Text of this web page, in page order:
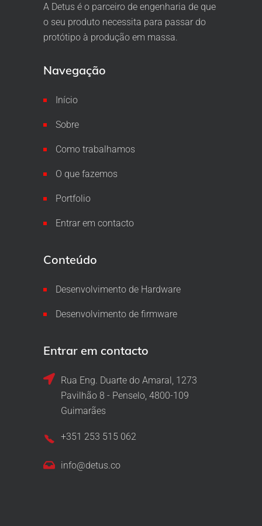
A Detus é o parceiro de engenharia de que
o seu produto necessita para passar do
protótipo à produção em massa.
Navegação
Início
Sobre
Como trabalhamos
O que fazemos
Portfolio
Entrar em contacto
Conteúdo
Desenvolvimento de Hardware
Desenvolvimento de firmware
Entrar em contacto
Rua Eng. Duarte do Amaral, 1273
Pavilhão 8 - Penselo, 4800-109
Guimarães
+351 253 515 062
info@detus.co